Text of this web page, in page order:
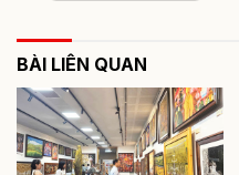
BÀI LIÊN QUAN